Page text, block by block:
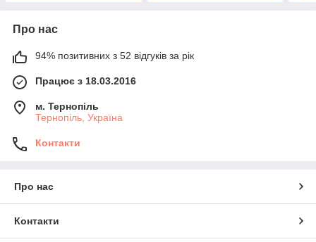
Про нас
94% позитивних з 52 відгуків за рік
Працює з 18.03.2016
м. Тернопіль
Тернопіль, Україна
Контакти
Про нас
Контакти